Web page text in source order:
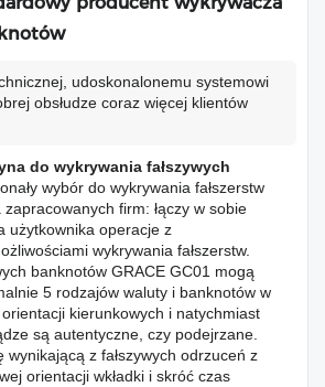
udoskonalonemu systemowi
obsłudze coraz więcej klientów
do wykrywania fałszywych
wybór do wykrywania fałszerstw
firm: łączy w sobie
użytkownika operacje z
wykrywania fałszerstw.
banknotów GRACE GC01 mogą
5 rodzajów waluty i banknotów w
kierunkowych i natychmiast
są autentyczne, czy podejrzane.
wynikającą z fałszywych odrzuceń z
orientacji wkładki i skróć czas